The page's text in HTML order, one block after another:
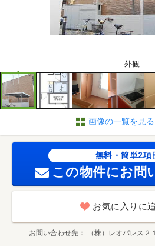
外観
画像の一覧を見る
無料・簡単2項
この物件にお問
お気に入りに
お問い合わせ先 （株）レオパレス